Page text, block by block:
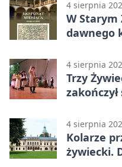
4 sierpnia
W Starym
dawnego
4 sierpnia
Trzy
4 sierpnia
Kolarze
żywiecki.